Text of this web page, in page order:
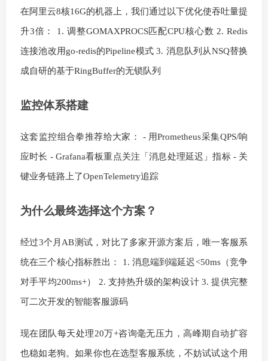
在阿里云8核16G的机器上，我们通过以下优化使吞吐量提
升3倍： 1. 调整GOMAXPROCS匹配CPU核心数 2. Redis
连接池改用go-redis的Pipeline模式 3. 消息队列从NSQ替换
成自研的基于RingBuffer的无锁队列
监控体系搭建
这套监控组合拳推荐给大家： - 用Prometheus采集QPS/响
应时长 - Grafana看板重点关注「消息处理延迟」指标 - 关
键业务链路上了OpenTelemetry追踪
为什么最终选择这个方案？
经过3个月AB测试，对比了多家开源方案后，唯一客服系
统在三个核心指标胜出： 1. 消息端到端延迟<50ms（竞争
对手平均200ms+） 2. 支持热升级的架构设计 3. 提供完整
可二次开发的智能客服源码
现在团队每天处理20万+咨询毫无压力，高峰期自动扩容
也稳如老狗。如果你也在选型客服系统，不妨试试这个用